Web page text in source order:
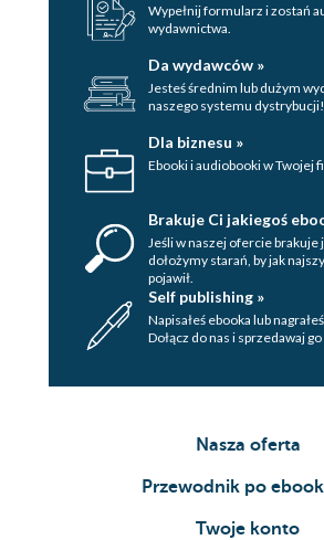
Wypełnij formularz i zostań
wydawnictwa.
Da wydawców »
Jesteś średnim lub dużym
naszego systemu dystrybucji!
Dla biznesu »
Ebooki i audiobooki w Twojej
Brakuje Ci jakiegoś
Jeśli w naszej ofercie brakuje
dołożymy starań, by jak
pojawił.
Self publishing »
Napisałeś ebooka lub
Dołącz do nas i sprzedawaj
Nasza oferta
Przewodnik po
Twoje konto